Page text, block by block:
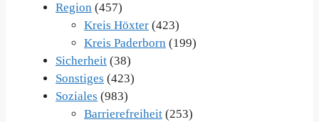
Region (457)
Kreis Höxter (423)
Kreis Paderborn (199)
Sicherheit (38)
Sonstiges (423)
Soziales (983)
Barrierefreiheit (253)